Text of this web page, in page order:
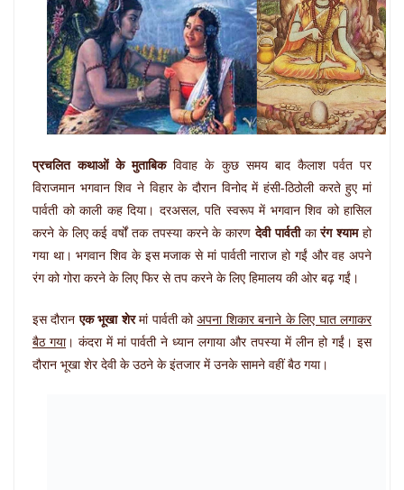
प्रचलित कथाओं के मुताबिकविवाह के कुछ समय बाद कैलाश पर्वत पर
विराजमान भगवान शिव ने विहार के दौरान विनोद में हंसी-ठिठोली करते हुए मां
पार्वती को काली कह दिया। दरअसल, पति स्‍वरूप में भगवान शिव को हासिल
करने के लिए कई वर्षों तक तपस्‍या करने के कारण देवी पार्वतीकारंग श्‍यामहो
गया था। भगवान शिव के इस मजाक से मां पार्वती नाराज हो गईं और वह अपने
रंग को गोरा करने के लिए फिर से तप करने के लिए हिमालय की ओर बढ़ गईं।
इस दौरान एक भूखा शेरमां पार्वती कोअपना शिकार बनाने के लिए घात लगाकर
बैठ गया। कंदरा में मां पार्वती ने ध्‍यान लगाया और तपस्‍या में लीन हो गईं। इस
दौरान भूखा शेर देवी के उठने के इंतजार में उनके सामने वहीं बैठ गया।